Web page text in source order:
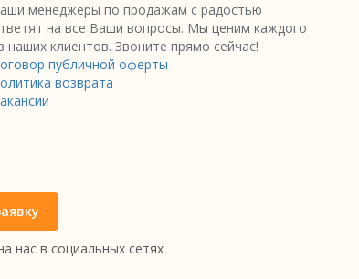
менеджеры по продажам с радостью
на все Ваши вопросы. Мы ценим каждого
наших клиентов. Звоните прямо сейчас!
публичной оферты
возврата
нас в социальных сетях